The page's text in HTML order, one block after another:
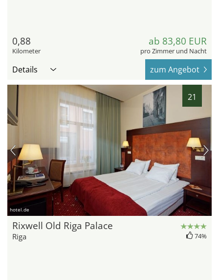
0,88
Kilometer
ab 83,80 EUR
pro Zimmer und Nacht
Details zum Angebot
21
hotel.de
Rixwell Old Riga Palace
Riga 74%